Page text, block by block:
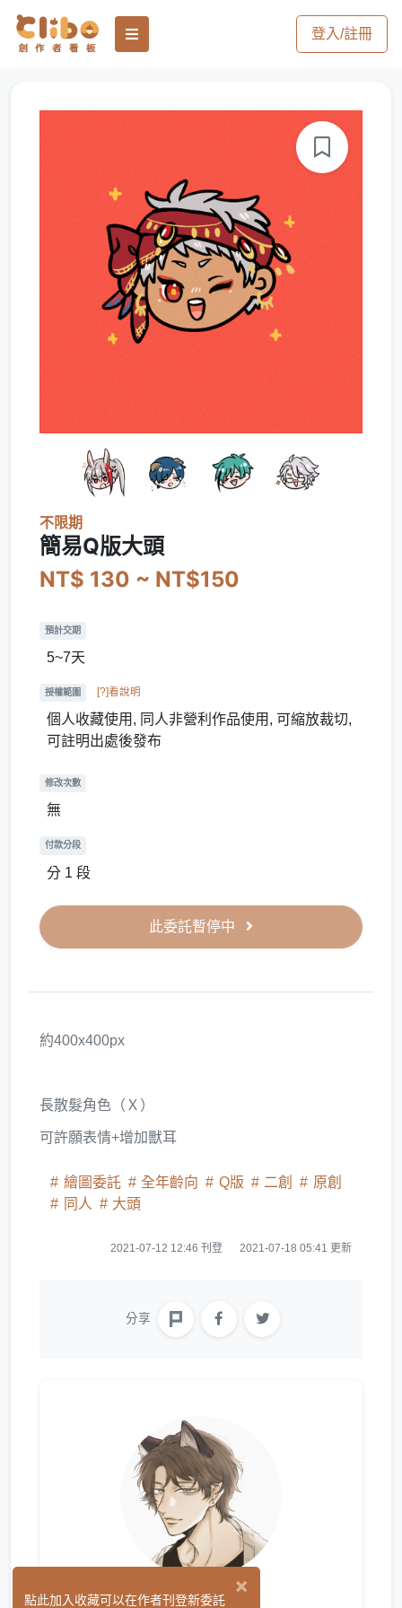
登入/註冊
不限期
簡易Q版大頭
NT$ 130 ~ NT$150
預計交期
5~7天
授權範圍 [?]看說明
個人收藏使用, 同人非營利作品使用, 可縮放裁切,
可註明出處後發布
修改次數
無
付款分段
分 1 段
此委託暫停中
約400x400px
長散髮角色（Ｘ）
可許願表情+增加獸耳
繪圖委託 全年齡向 Q版 二創
原創
同人
大頭
2021-07-12 12:46 刊登 2021-07-18 05:41 更新
分享
×
點此加入收藏可以在作者刊登新委託